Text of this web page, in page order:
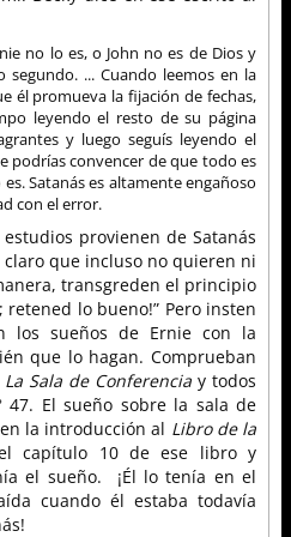
no lo es, o John no es de Dios y
segundo. ... Cuando leemos en la
él promueva la fijación de fechas,
leyendo el resto de su página
y luego seguís leyendo el
podrías convencer de que todo es
Satanás es altamente engañoso
con el error.
provienen de Satanás
que incluso no quieren ni
transgreden el principio
retened lo bueno!” Pero insten
los sueños de Ernie con la
que lo hagan. Comprueban
La Sala de Conferencia y todos
El sueño sobre la sala de
la introducción al Libro de la
capítulo 10 de ese libro y
el sueño. ¡Él lo tenía en el
cuando él estaba todavía